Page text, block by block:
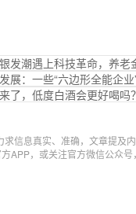
发潮遇上科技革命，养老
展：一些“六边形全能企
了，低度白酒会更好喝吗
求信息真实、准确，文章提及
方APP，或关注官方微信公众